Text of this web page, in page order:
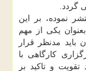
نموده، بر این
یکی از مهم
باید مدنظر قرار
کارگاهی با
تقویت و تاکید بر